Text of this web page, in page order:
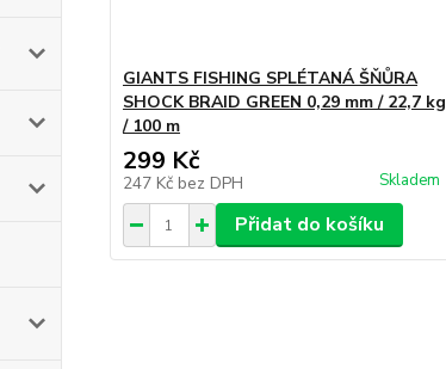
GIANTS FISHING SPLÉTANÁ ŠŇŮRA
SHOCK BRAID GREEN 0,29 mm / 22,7 kg
/ 100 m
299 Kč
247 Kč bez DPH Skladem
Přidat do košíku